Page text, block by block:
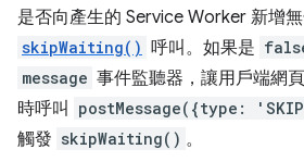
是否向產生的 Service Worker 新增
skipWaiting() 呼叫。如果是
message 事件監聽器，讓用戶端網
時呼叫
postMessage({type:
觸發 skipWaiting() 。